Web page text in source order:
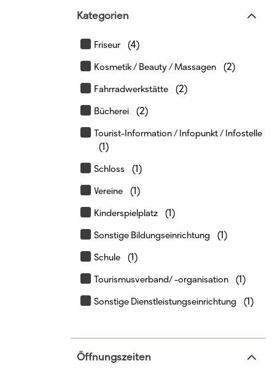
Kategorien
Friseur (4)
Kosmetik / Beauty / Massagen (2)
Fahrradwerkstätte (2)
Bücherei (2)
Tourist-Information / Infopunkt / Infostelle
(1)
Schloss (1)
Vereine (1)
Kinderspielplatz (1)
Sonstige Bildungseinrichtung (1)
Schule (1)
Tourismusverband/ -organisation (1)
Sonstige Dienstleistungseinrichtung (1)
Öffnungszeiten